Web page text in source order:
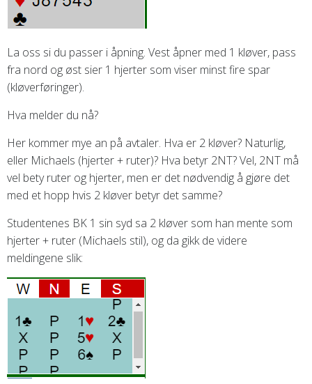
La oss si du passer i åpning. Vest åpner med 1 kløver, pass
fra nord og øst sier 1 hjerter som viser minst fire spar
(kløverføringer).
Hva melder du nå?
Her kommer mye an på avtaler. Hva er 2 kløver? Naturlig,
eller Michaels (hjerter + ruter)? Hva betyr 2NT? Vel, 2NT må
vel bety ruter og hjerter, men er det nødvendig å gjøre det
med et hopp hvis 2 kløver betyr det samme?
Studentenes BK 1 sin syd sa 2 kløver som han mente som
hjerter + ruter (Michaels stil), og da gikk de videre
meldingene slik: